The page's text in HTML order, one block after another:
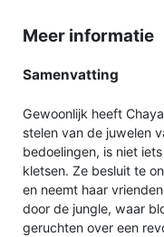
Meer informatie
Samenvatting
Gewoonlijk heeft
stelen van de juwelen
bedoelingen, is niet
kletsen. Ze besluit te
en neemt haar
door de jungle, waar
geruchten over een